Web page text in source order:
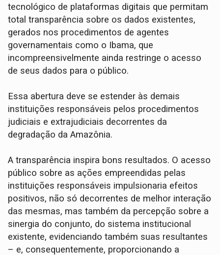
tecnológico de plataformas digitais que permitam
total transparência sobre os dados existentes,
gerados nos procedimentos de agentes
governamentais como o Ibama, que
incompreensivelmente ainda restringe o acesso
de seus dados para o público.
Essa abertura deve se estender às demais
instituições responsáveis pelos procedimentos
judiciais e extrajudiciais decorrentes da
degradação da Amazônia.
A transparência inspira bons resultados. O acesso
público sobre as ações empreendidas pelas
instituições responsáveis impulsionaria efeitos
positivos, não só decorrentes de melhor interação
das mesmas, mas também da percepção sobre a
sinergia do conjunto, do sistema institucional
existente, evidenciando também suas resultantes
– e, consequentemente, proporcionando a